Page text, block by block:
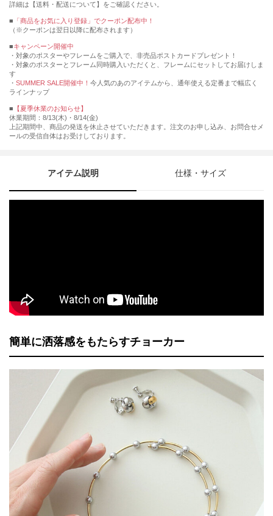
詳細は【送料・配送について】をご確認ください。
■ 「商品をお気に入り登録」でクーポン配布中！
（※クーポンは翌日以降に配布されます）
■キャンペーン開催中
・対象のポスターやフレームをご購入で、非売品ポストカードプレゼント！
・対象のポスターとフレーム同時購入いただくと、フレームにセットしてお届けしま
す
・ SUMMER SALE開催中！ 今人気のあのアイテムから、通年使える定番まで幅広く
ラインナップ
■ 【夏季休業のお知らせ】
休業期間：8/13(木)・8/14(金)
上記期間中、商品の発送を休止させていただきます。注文のお申し込み、お問合せメ
ールの受信自体はお受けしております。
アイテム説明 仕様・サイズ
簡単に洒落感をもたらすチョーカー